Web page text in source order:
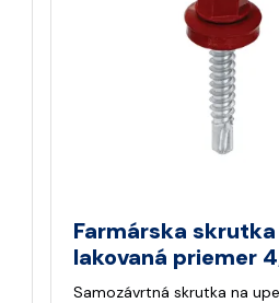
Farmárska skrutka
lakovaná priemer
Samozávrtná skrutka na